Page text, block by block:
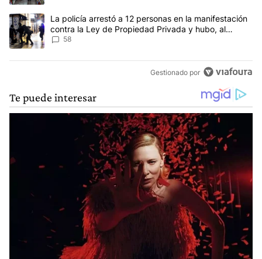
Un artículo de tendencia con el título "La policía arrestó a 12
La policía arrestó a 12 personas en la manifestación
contra la Ley de Propiedad Privada y hubo, al
menos, 3 agentes heridos
58
Gestionado por